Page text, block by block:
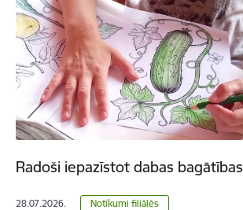
Radoši iepazīstot dabas bagātības
28.07.2026. Notikumi filiālēs